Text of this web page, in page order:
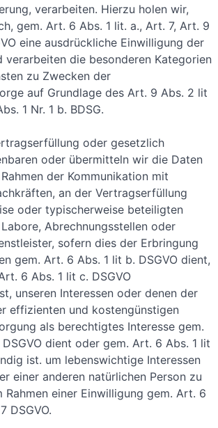
verarbeiten. Hierzu holen wir,
gem. Art. 6 Abs. 1 lit. a., Art. 7, Art. 9
eine ausdrückliche Einwilligung der
verarbeiten die besonderen Kategorien
zu Zwecken der
auf Grundlage des Art. 9 Abs. 2 lit
1 Nr. 1 b. BDSG.
oder gesetzlich
oder übermitteln wir die Daten
der Kommunikation mit
an der Vertragserfüllung
oder typischerweise beteiligten
Abrechnungsstellen oder
sofern dies der Erbringung
gem. Art. 6 Abs. 1 lit b. DSGVO dient,
6 Abs. 1 lit c. DSGVO
unseren Interessen oder denen der
effizienten und kostengünstigen
als berechtigtes Interesse gem.
dient oder gem. Art. 6 Abs. 1 lit
ist. um lebenswichtige Interessen
einer anderen natürlichen Person zu
Rahmen einer Einwilligung gem. Art. 6
DSGVO.